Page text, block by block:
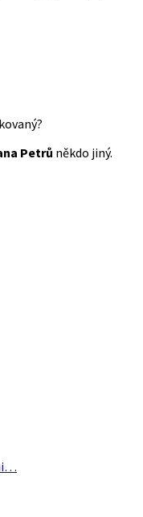
Petrů někdo jiný.